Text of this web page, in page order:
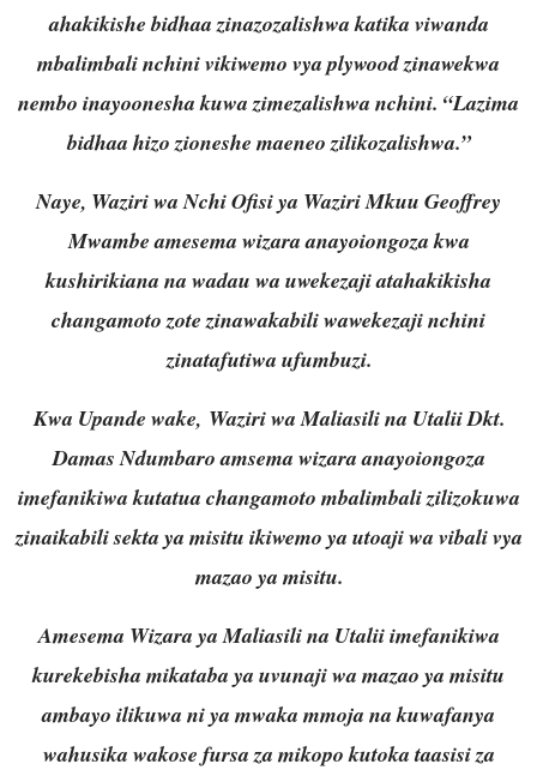
ahakikishe bidhaa zinazozalishwa katika viwanda
mbalimbali nchini vikiwemo vya plywood zinawekwa
nembo inayoonesha kuwa zimezalishwa nchini. “Lazima
bidhaa hizo zioneshe maeneo zilikozalishwa.”
Naye, Waziri wa Nchi Ofisi ya Waziri Mkuu Geoffrey
Mwambe amesema wizara anayoiongoza kwa
kushirikiana na wadau wa uwekezaji atahakikisha
changamoto zote zinawakabili wawekezaji nchini
zinatafutiwa ufumbuzi.
Kwa Upande wake, Waziri wa Maliasili na Utalii Dkt.
Damas Ndumbaro amsema wizara anayoiongoza
imefanikiwa kutatua changamoto mbalimbali zilizokuwa
zinaikabili sekta ya misitu ikiwemo ya utoaji wa vibali vya
mazao ya misitu.
Amesema Wizara ya Maliasili na Utalii imefanikiwa
kurekebisha mikataba ya uvunaji wa mazao ya misitu
ambayo ilikuwa ni ya mwaka mmoja na kuwafanya
wahusika wakose fursa za mikopo kutoka taasisi za